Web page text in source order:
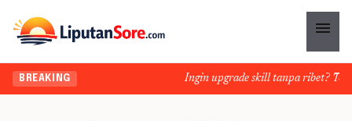
menu
BREAKING Ingin upgrade skill tanpa ribet?